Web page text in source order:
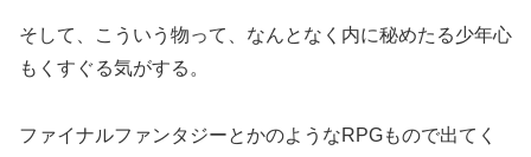
そして、こういう物って、なんとなく内に秘めたる少年心
もくすぐる気がする。
ファイナルファンタジーとかのようなRPGもので出てく